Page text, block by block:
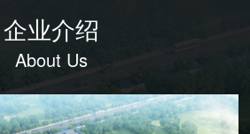
企业介绍
About Us